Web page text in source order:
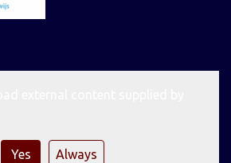
Yes Always